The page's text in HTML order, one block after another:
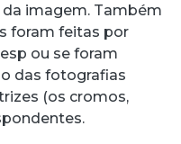
imagem. Também
foram feitas por
ou se foram
das fotografias
(os cromos,